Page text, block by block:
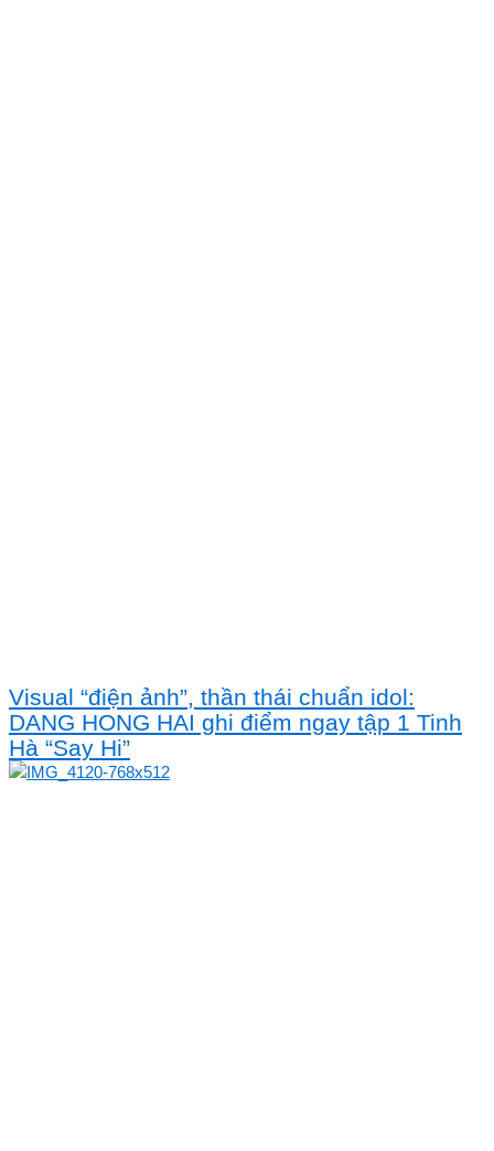
Visual “điện ảnh”, thần thái chuẩn idol:
DANG HONG HAI ghi điểm ngay tập 1 Tinh
Hà “Say Hi”